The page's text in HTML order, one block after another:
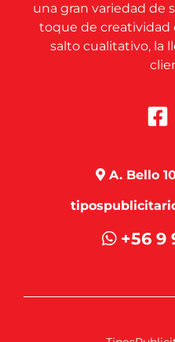
una gran variedad de
toque de creatividad
salto cualitativo, la
A. Bello
+56 9